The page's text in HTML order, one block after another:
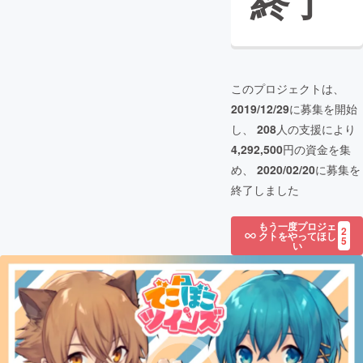
このプロジェクトは、
2019/12/29に募集を開始
し、 208人の支援により
4,292,500円の資金を集
め、 2020/02/20に募集を
終了しました
もう一度プロジェ
クトをやってほし
い
2
5